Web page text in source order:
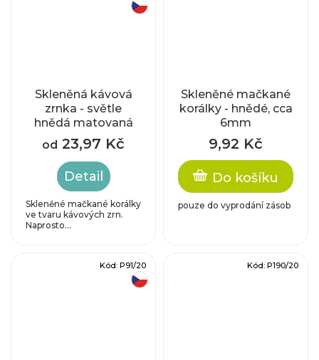
Skleněná kávová
zrnka - světle
hnědá matovaná
od 23,97 Kč
Detail
Skleněné mačkané korálky
ve tvaru kávových zrn.
Naprosto...
Skleněné mačkané
korálky - hnědé, cca
6mm
9,92 Kč
Do košíku
pouze do vyprodání zásob
Kód: P91/20 Kód: P190/20